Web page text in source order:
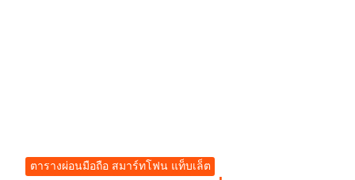
ตารางผ่อนมือถือ สมาร์ทโฟน แท็บเล็ต